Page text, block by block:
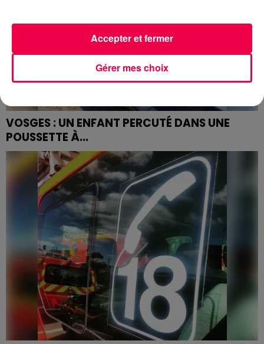
VOSGES : UN ENFANT PERCUTÉ DANS UNE
POUSSETTE À...
Un dramatique accident qui aurait pu donner lieu à des
fins bien plus tragiques.
Gérer mes choix
Accepter et fermer